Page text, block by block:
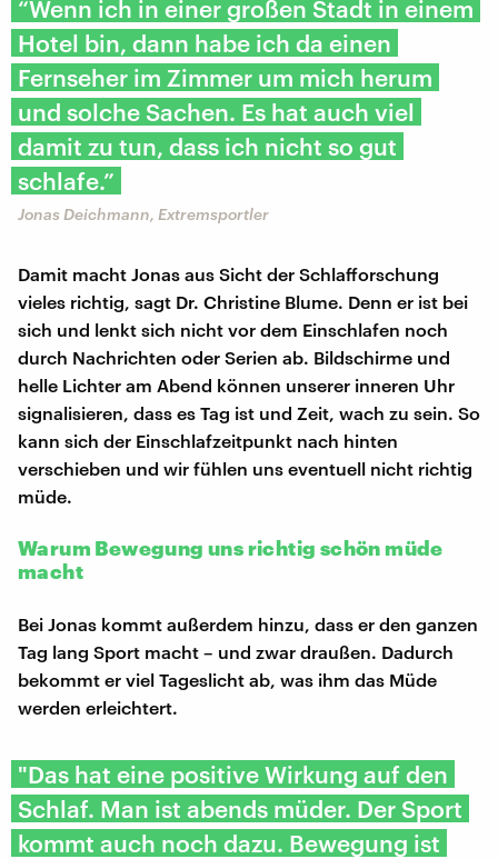
“Wenn ich in einer großen Stadt in einem
Hotel bin, dann habe ich da einen
Fernseher im Zimmer um mich herum
und solche Sachen. Es hat auch viel
damit zu tun, dass ich nicht so gut
schlafe.”
Jonas Deichmann, Extremsportler
Damit macht Jonas aus Sicht der Schlafforschung
vieles richtig, sagt Dr. Christine Blume. Denn er ist bei
sich und lenkt sich nicht vor dem Einschlafen noch
durch Nachrichten oder Serien ab. Bildschirme und
helle Lichter am Abend können unserer inneren Uhr
signalisieren, dass es Tag ist und Zeit, wach zu sein. So
kann sich der Einschlafzeitpunkt nach hinten
verschieben und wir fühlen uns eventuell nicht richtig
müde.
Warum Bewegung uns richtig schön müde
macht
Bei Jonas kommt außerdem hinzu, dass er den ganzen
Tag lang Sport macht – und zwar draußen. Dadurch
bekommt er viel Tageslicht ab, was ihm das Müde
werden erleichtert.
"Das hat eine positive Wirkung auf den
Schlaf. Man ist abends müder. Der Sport
kommt auch noch dazu. Bewegung ist